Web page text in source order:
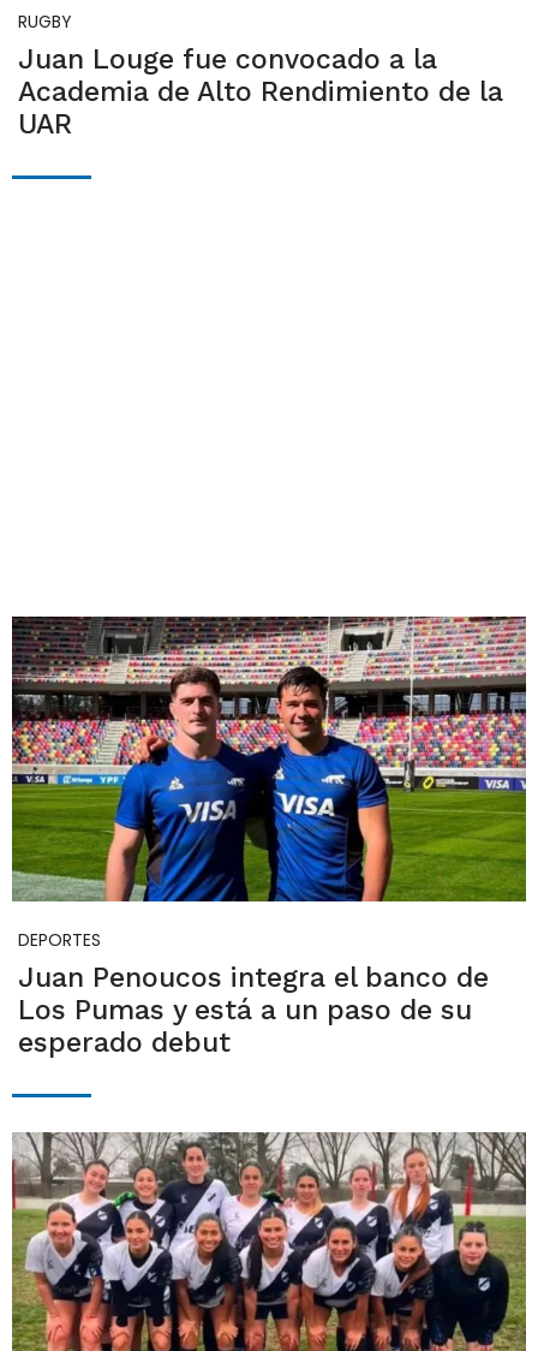
RUGBY
Juan Louge fue convocado a la
Academia de Alto Rendimiento de la
UAR
DEPORTES
Juan Penoucos integra el banco de
Los Pumas y está a un paso de su
esperado debut